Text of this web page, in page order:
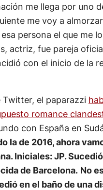
me llega por uno
me voy a
persona el que me lo
actriz, fue pareja
con el inicio de la
Twitter, el paparazzi
romance
con España en
la de 2016, ahora
Iniciales: JP.
de Barcelona. No
en el baño de una